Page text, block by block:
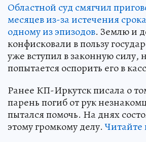
Областной суд смягчил
месяцев из-за истечения
одному из эпизодов. Землю и
конфисковали в пользу
уже вступил в законную силу,
попытается оспорить его в
Ранее КП-Иркутск писала о
парень погиб от рук
пытался помочь. На днях
этому громкому делу.Читайте